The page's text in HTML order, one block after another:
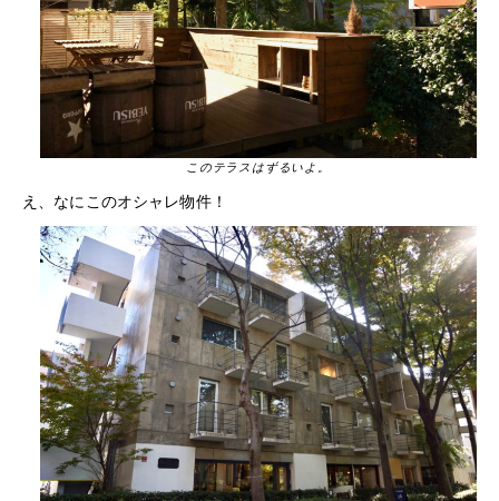
このテラスはずるいよ。
え、なにこのオシャレ物件！